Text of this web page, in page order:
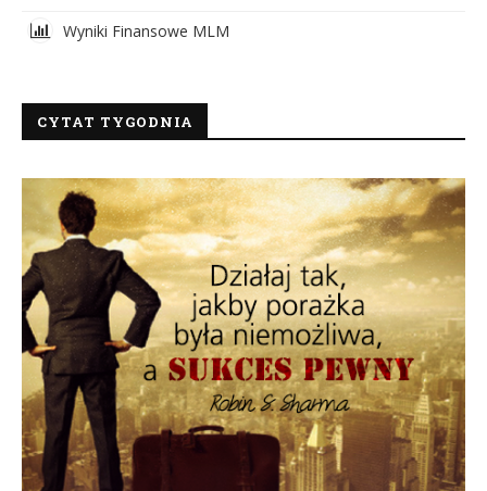
Wyniki Finansowe MLM
CYTAT TYGODNIA